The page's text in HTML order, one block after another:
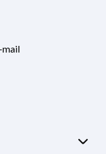
mail